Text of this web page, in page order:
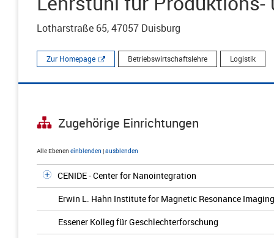
Lotharstraße 65, 47057 Duisburg
Zur Homepage Betriebswirtschaftslehre Logistik
Zugehörige Einrichtungen
Alle Ebenen einblenden |ausblenden
CENIDE - Center for Nanointegration
Erwin L. Hahn Institute for Magnetic Resonance Imaging
Essener Kolleg für Geschlechterforschung